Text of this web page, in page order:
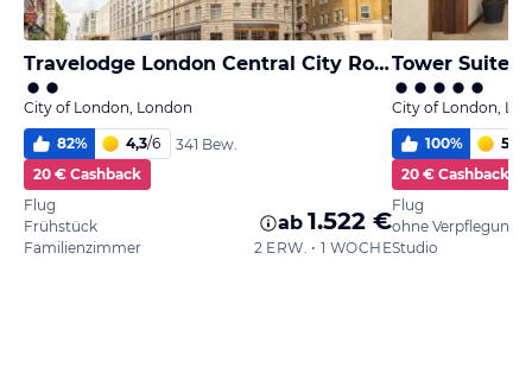
Travelodge London Central City Road
City of London, London
82% 4,3/6
341 Bew.
20 € Cashback
Flug
Frühstück
Familienzimmer
ab 1.522 €
2 ERW. • 1 WOCHE
Tower Suites
City of London,
100% 5,5
20 € Cashback
Flug
ohne Verpflegung
Studio